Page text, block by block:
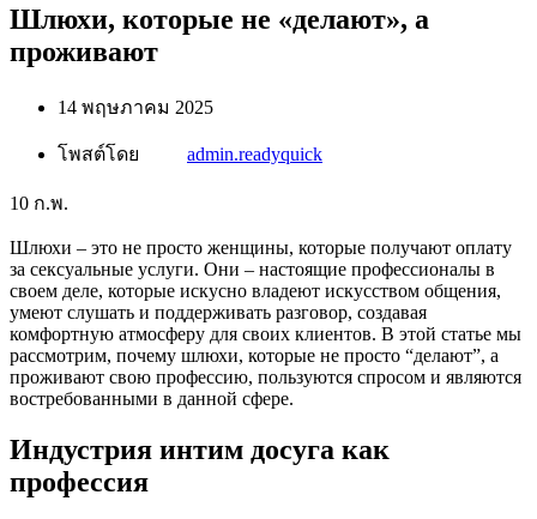
Шлюхи, которые не «делают», а
проживают
14 พฤษภาคม 2025
โพสต์โดย admin.readyquick
10 ก.พ.
Шлюхи – это не просто женщины, которые получают оплату
за сексуальные услуги. Они – настоящие профессионалы в
своем деле, которые искусно владеют искусством общения,
умеют слушать и поддерживать разговор, создавая
комфортную атмосферу для своих клиентов. В этой статье мы
рассмотрим, почему шлюхи, которые не просто “делают”, а
проживают свою профессию, пользуются спросом и являются
востребованными в данной сфере.
Индустрия интим досуга как
профессия